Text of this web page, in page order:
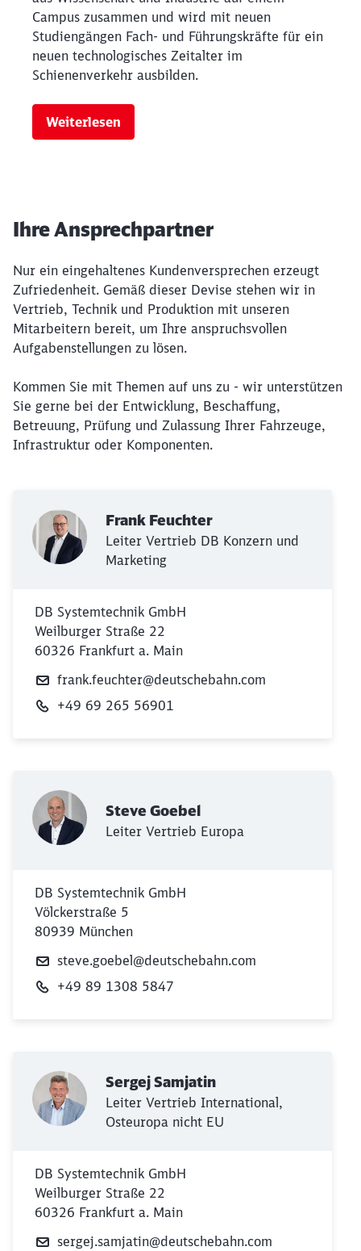
Campus zusammen und wird mit neuen
Studiengängen Fach- und Führungskräfte für ein
neuen technologisches Zeitalter im
Schienenverkehr ausbilden.
Weiterlesen
Ihre Ansprechpartner
Nur ein eingehaltenes Kundenversprechen erzeugt
Zufriedenheit. Gemäß dieser Devise stehen wir in
Vertrieb, Technik und Produktion mit unseren
Mitarbeitern bereit, um Ihre anspruchsvollen
Aufgabenstellungen zu lösen.
Kommen Sie mit Themen auf uns zu - wir unterstützen
Sie gerne bei der Entwicklung, Beschaffung,
Betreuung, Prüfung und Zulassung Ihrer Fahrzeuge,
Infrastruktur oder Komponenten.
Frank Feuchter
Leiter Vertrieb DB Konzern und
Marketing
DB Systemtechnik GmbH
Weilburger Straße 22
60326 Frankfurt a. Main
frank.feuchter@deutschebahn.com
+49 69 265 56901
Steve Goebel
Leiter Vertrieb Europa
DB Systemtechnik GmbH
Völckerstraße 5
80939 München
steve.goebel@deutschebahn.com
+49 89 1308 5847
Sergej Samjatin
Leiter Vertrieb International,
Osteuropa nicht EU
DB Systemtechnik GmbH
Weilburger Straße 22
60326 Frankfurt a. Main
sergej.samjatin@deutschebahn.com